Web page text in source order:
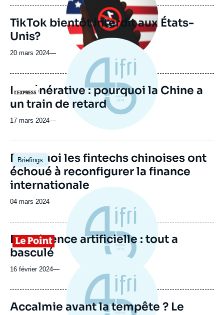
TikTok bientôt interdit aux États-
Unis?
20 mars 2024—
Logo
IA générative : pourquoi la Chine a
un train de retard
17 mars 2024—
Briefings
Image
principale
Pourquoi les fintechs chinoises ont
échoué à reconfigurer la finance
internationale
Date
publication
04 mars 2024
Logo
Intelligence artificielle : tout a
basculé
16 février 2024—
Accalmie avant la tempête ? Le